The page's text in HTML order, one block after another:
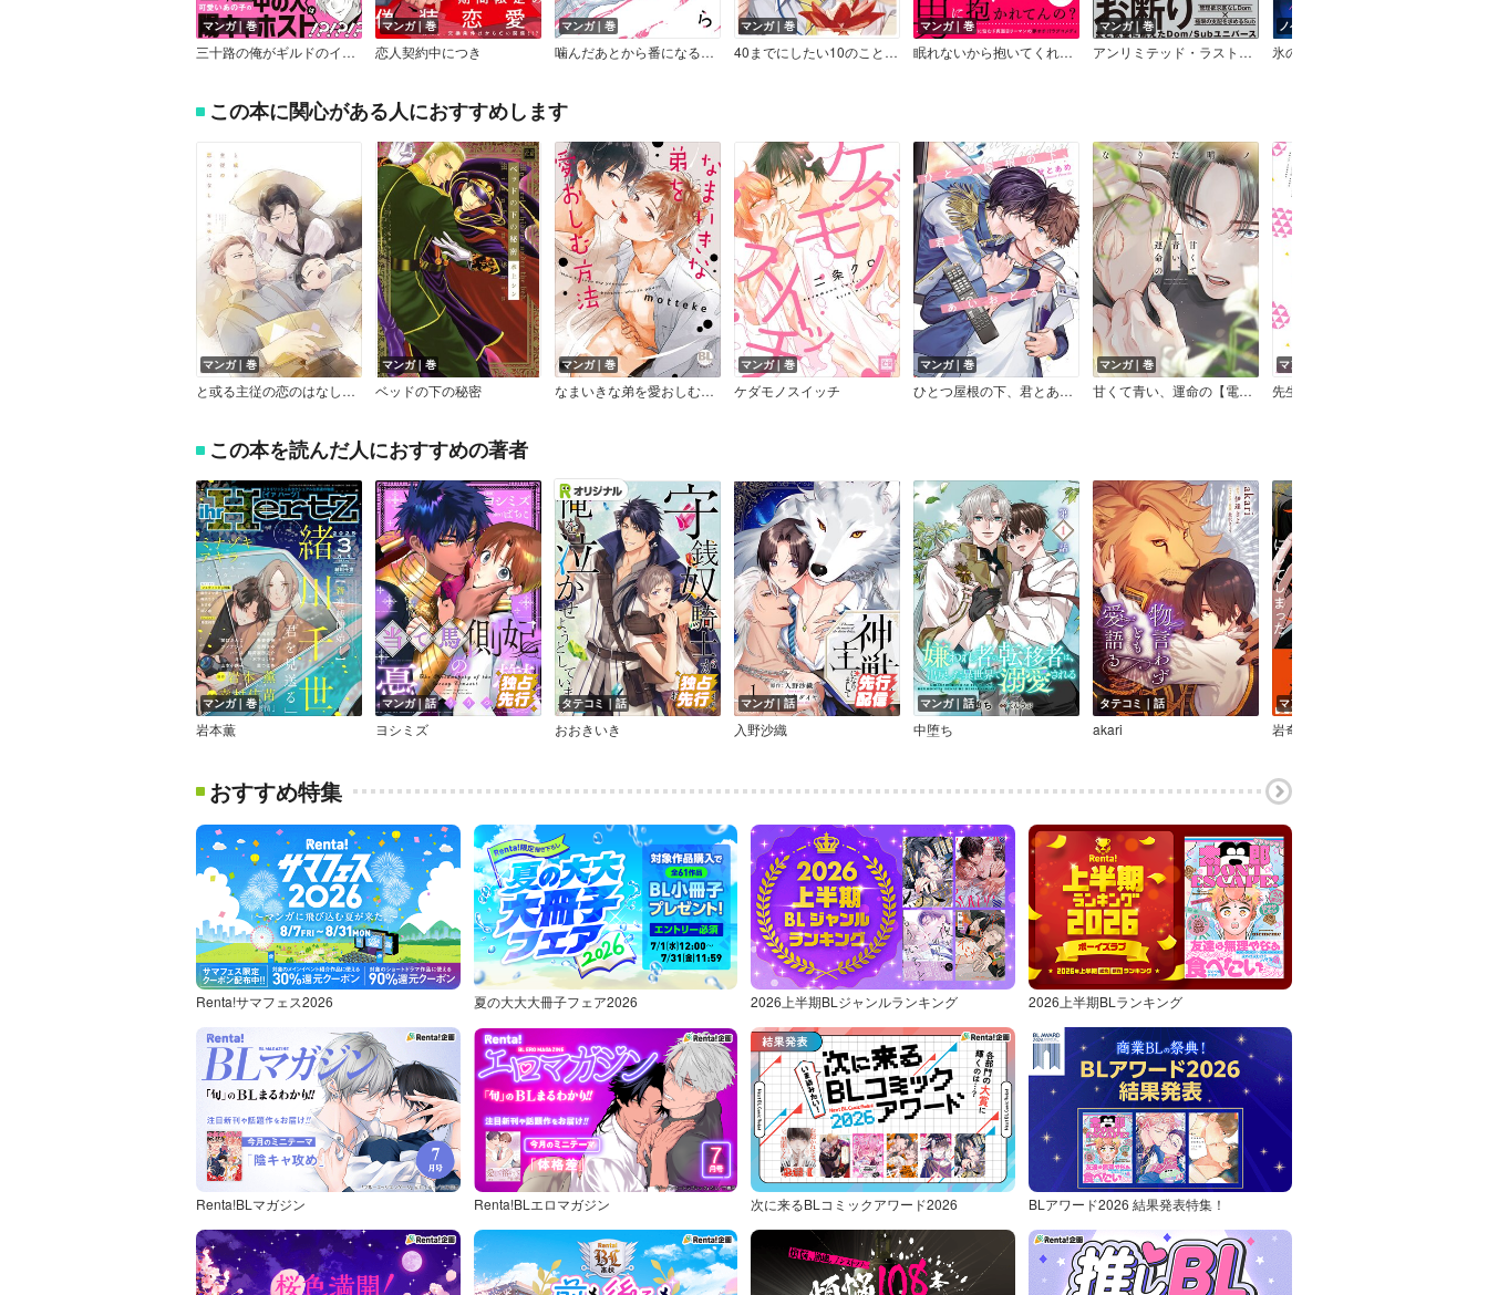
マンガ｜巻
三十路の俺がギルドのイケメンに好かれた話【電子限定特典付】
マンガ｜巻
恋人契約中につき
マンガ｜巻
噛んだあとから番になるには【単行本版】【電子限定描き下ろし漫画付き】
マンガ｜巻
40までにしたい10のこと【電子特別版】
マンガ｜巻
眠れないから抱いてくれ！【電子単行本版／限定特典まんが付き】
マンガ｜巻
アンリミテッド・ラスト【電子限定6Pかきおろし漫画付】
ノベル｜巻
この本に関心がある人におすすめします
マンガ｜巻
と或る主従の恋のはなし【特典付き】
マンガ｜巻
ベッドの下の秘密
マンガ｜巻
なまいきな弟を愛おしむ方法【コミックス版】【Renta！限定特典付き】
マンガ｜巻
ケダモノスイッチ
マンガ｜巻
ひとつ屋根の下、君とあいおどる
マンガ｜巻
甘くて青い、運命の【電子限定おまけ付き】
マンガ｜巻
この本を読んだ人におすすめの著者
マンガ｜巻
岩本薫
マンガ｜話
ヨシミズ
タテコミ｜話
おおきいき
マンガ｜話
入野沙織
マンガ｜話
中堕ち
タテコミ｜話
akari
マンガ｜巻
岩奇しゃけ
おすすめ特集
Renta!サマフェス2026 夏の大大大冊子フェア2026 2026上半期BLジャンルランキング 2026上半期BLランキング
Renta!BLマガジン Renta!BLエロマガジン 次に来るBLコミックアワード2026 BLアワード2026 結果発表特集！